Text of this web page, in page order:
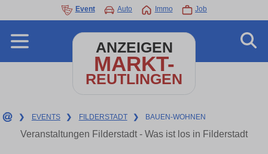
Event Auto Immo Job
ANZEIGEN
MARKT-
REUTLINGEN
❯ EVENTS ❯ FILDERSTADT ❯ BAUEN-WOHNEN
Veranstaltungen Filderstadt - Was ist los in Filderstadt